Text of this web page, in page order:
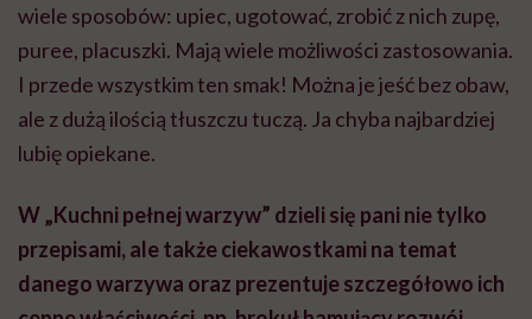
wiele sposobów: upiec, ugotować, zrobić z nich zupę,
puree, placuszki. Mają wiele możliwości zastosowania.
I przede wszystkim ten smak! Można je jeść bez obaw,
ale z dużą ilością tłuszczu tuczą. Ja chyba najbardziej
lubię opiekane.
W „Kuchni pełnej warzyw” dzieli się pani nie tylko
przepisami, ale także ciekawostkami na temat
danego warzywa oraz prezentuje szczegółowo ich